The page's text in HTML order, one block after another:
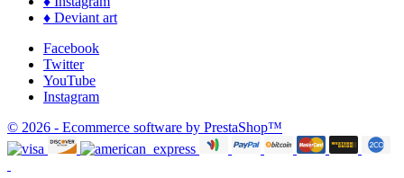
♦ Deviant art
Facebook
Twitter
YouTube
Instagram
© 2026 - Ecommerce software by PrestaShop™